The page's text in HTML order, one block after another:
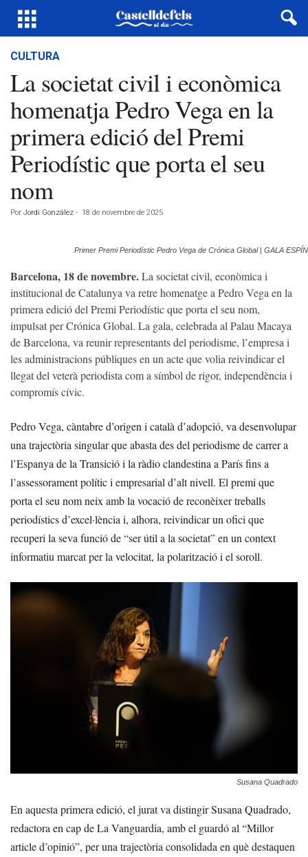
CULTURA
La societat civil i econòmica
homenatja Pedro Vega en la
primera edició del Premi
Periodístic que porta el seu
nom
Por Jordi González - 18 de novembre de 2025
Primer Premi Periodístic Pedro Vega de Crónica Global | GALA ESPÍN
Barcelona, 18 de novembre.La societat civil, econòmica i
institucional de Catalunya va retre homenatge a Pedro Vega en la
primera edició del Premi Periodístic que porta el seu nom,
impulsat per Crónica Global. La gala, celebrada al Palau Macaya
de Barcelona, va reunir representants del periodisme, l’empresa i
les administracions públiques en un acte que volia reivindicar el
llegat del veterà periodista com a símbol de rigor, independència i
compromís cívic.
Pedro Vega, càntabre d’origen i català d’adopció, va desenvolupar
una trajectòria singular que abasta des del periodisme de carrer a
l’Espanya de la Transició i la ràdio clandestina a París fins a
l’assessorament polític i empresarial d’alt nivell. El premi que
porta el seu nom neix amb la vocació de reconèixer treballs
periodístics d’excel·lència i, alhora, reivindicar un ofici que
recuperi la seva funció de “ser útil a la societat” en un context
informatiu marcat per la velocitat, la polarització i el soroll.
Susana Quadrado
En aquesta primera edició, el jurat va distingir Susana Quadrado,
redactora en cap de La Vanguardia, amb el guardó al “Millor
article d’opinió”, per una trajectòria consolidada en què destaquen